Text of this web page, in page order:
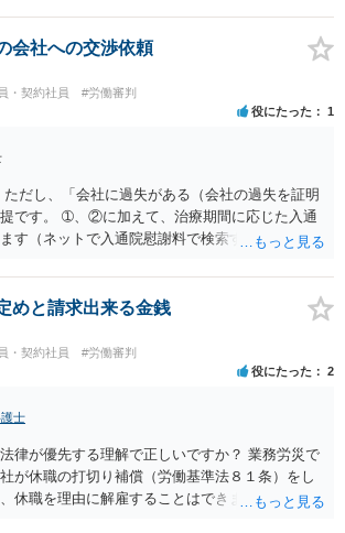
ことが問題になった事例もあります。ですの
免責されるわけではありません。責任追及の交渉
会社への交渉依頼
・契約社員 #労働審判
役にたった 1
だし、「会社に過失がある（会社の過失を証明
です。 ➀、②に加えて、治療期間に応じた入通
す（ネットで入通院慰謝料で検索すると詳しい
できます。これらは後遺障害の等級、あなたの
変わりますので一般的にいくらとは言えませ
費用はそれぞれの弁護士で異なるので個別に聞
んが、旧日弁連規準を使った着手金・成功報酬
は少額で成功報酬大目の方式のどちらかが多い
談されることをお勧めします。
めと請求出来る金銭
・契約社員 #労働審判
役にたった 2
士
律が優先する理解で正しいですか？ 業務労災で
が休職の打切り補償（労働基準法８１条）をし
休職を理由に解雇することはできません（労働